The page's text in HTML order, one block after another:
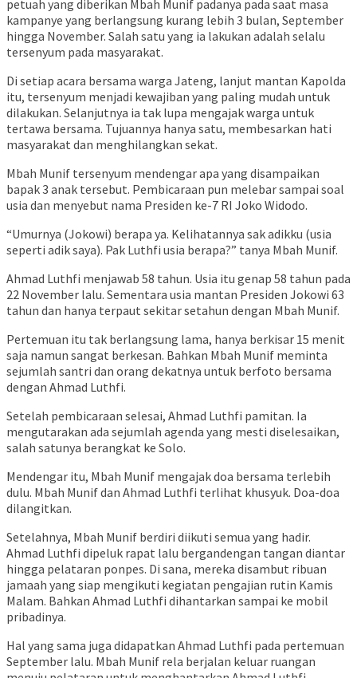
petuah yang diberikan Mbah Munif padanya pada saat masa
kampanye yang berlangsung kurang lebih 3 bulan, September
hingga November. Salah satu yang ia lakukan adalah selalu
tersenyum pada masyarakat.
Di setiap acara bersama warga Jateng, lanjut mantan Kapolda
itu, tersenyum menjadi kewajiban yang paling mudah untuk
dilakukan. Selanjutnya ia tak lupa mengajak warga untuk
tertawa bersama. Tujuannya hanya satu, membesarkan hati
masyarakat dan menghilangkan sekat.
Mbah Munif tersenyum mendengar apa yang disampaikan
bapak 3 anak tersebut. Pembicaraan pun melebar sampai soal
usia dan menyebut nama Presiden ke-7 RI Joko Widodo.
“Umurnya (Jokowi) berapa ya. Kelihatannya sak adikku (usia
seperti adik saya). Pak Luthfi usia berapa?” tanya Mbah Munif.
Ahmad Luthfi menjawab 58 tahun. Usia itu genap 58 tahun pada
22 November lalu. Sementara usia mantan Presiden Jokowi 63
tahun dan hanya terpaut sekitar setahun dengan Mbah Munif.
Pertemuan itu tak berlangsung lama, hanya berkisar 15 menit
saja namun sangat berkesan. Bahkan Mbah Munif meminta
sejumlah santri dan orang dekatnya untuk berfoto bersama
dengan Ahmad Luthfi.
Setelah pembicaraan selesai, Ahmad Luthfi pamitan. Ia
mengutarakan ada sejumlah agenda yang mesti diselesaikan,
salah satunya berangkat ke Solo.
Mendengar itu, Mbah Munif mengajak doa bersama terlebih
dulu. Mbah Munif dan Ahmad Luthfi terlihat khusyuk. Doa-doa
dilangitkan.
Setelahnya, Mbah Munif berdiri diikuti semua yang hadir.
Ahmad Luthfi dipeluk rapat lalu bergandengan tangan diantar
hingga pelataran ponpes. Di sana, mereka disambut ribuan
jamaah yang siap mengikuti kegiatan pengajian rutin Kamis
Malam. Bahkan Ahmad Luthfi dihantarkan sampai ke mobil
pribadinya.
Hal yang sama juga didapatkan Ahmad Luthfi pada pertemuan
September lalu. Mbah Munif rela berjalan keluar ruangan